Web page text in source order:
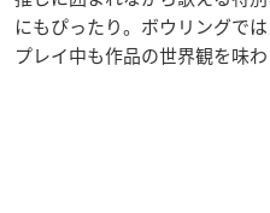
にもぴったり。ボウリングで
プレイ中も作品の世界観を味わ